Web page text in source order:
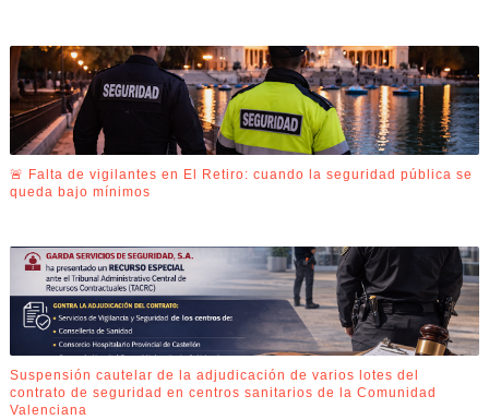
🚨 Falta de vigilantes en El Retiro: cuando la seguridad pública se
queda bajo mínimos
Suspensión cautelar de la adjudicación de varios lotes del
contrato de seguridad en centros sanitarios de la Comunidad
Valenciana